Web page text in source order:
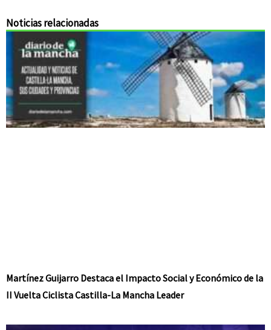
Noticias relacionadas
Martínez Guijarro Destaca el Impacto Social y Económico de la
II Vuelta Ciclista Castilla-La Mancha Leader